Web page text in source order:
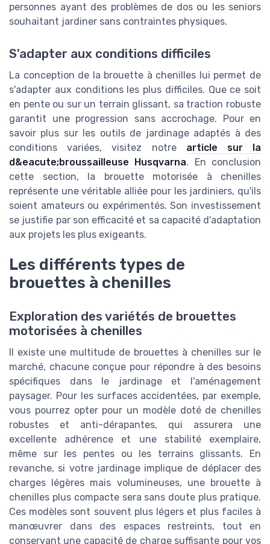
personnes ayant des problèmes de dos ou les seniors
souhaitant jardiner sans contraintes physiques.
S'adapter aux conditions difficiles
La conception de la brouette à chenilles lui permet de
s'adapter aux conditions les plus difficiles. Que ce soit
en pente ou sur un terrain glissant, sa traction robuste
garantit une progression sans accrochage. Pour en
savoir plus sur les outils de jardinage adaptés à des
conditions variées, visitez notre article sur la
d&eacute;broussailleuse Husqvarna. En conclusion
cette section, la brouette motorisée à chenilles
représente une véritable alliée pour les jardiniers, qu'ils
soient amateurs ou expérimentés. Son investissement
se justifie par son efficacité et sa capacité d'adaptation
aux projets les plus exigeants.
Les différents types de
brouettes à chenilles
Exploration des variétés de brouettes
motorisées à chenilles
Il existe une multitude de brouettes à chenilles sur le
marché, chacune conçue pour répondre à des besoins
spécifiques dans le jardinage et l'aménagement
paysager. Pour les surfaces accidentées, par exemple,
vous pourrez opter pour un modèle doté de chenilles
robustes et anti-dérapantes, qui assurera une
excellente adhérence et une stabilité exemplaire,
même sur les pentes ou les terrains glissants. En
revanche, si votre jardinage implique de déplacer des
charges légères mais volumineuses, une brouette à
chenilles plus compacte sera sans doute plus pratique.
Ces modèles sont souvent plus légers et plus faciles à
manœuvrer dans des espaces restreints, tout en
conservant une capacité de charge suffisante pour vos